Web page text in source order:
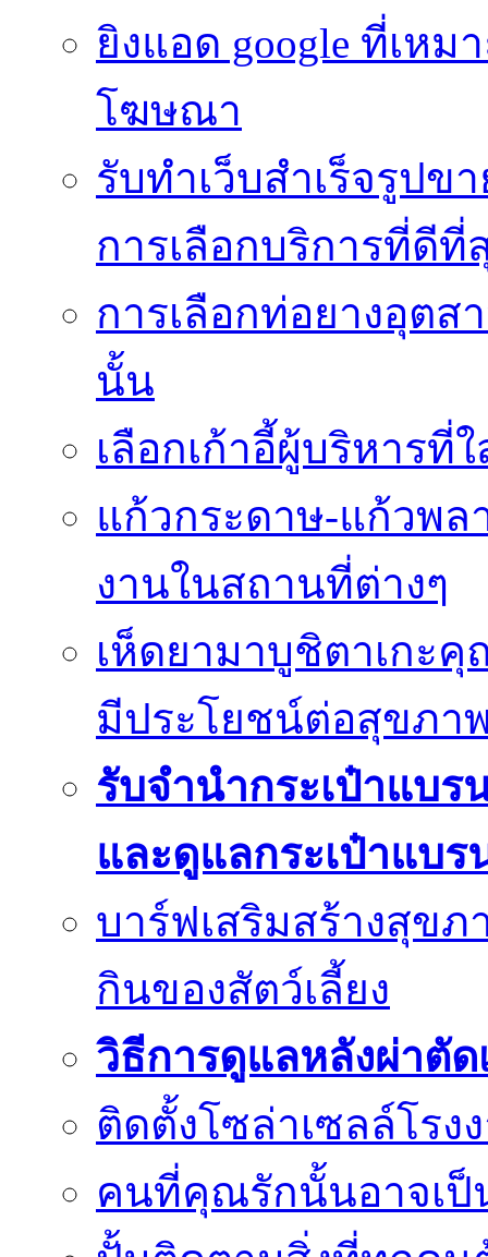
ยิงแอด google ที่เห
โฆษณา
รับทำเว็บสำเร็จรูป
การเลือกบริการที่ดีที่
การเลือกท่อยางอุต
นั้น
เลือกเก้าอี้ผู้บริหารที่
แก้วกระดาษ-แก้วพล
งานในสถานที่ต่างๆ
เห็ดยามาบูชิตาเกะ
มีประโยชน์ต่อสุขภา
รับจำนำกระเป๋าแบ
และดูแลกระเป๋าแบ
บาร์ฟเสริมสร้างสุข
กินของสัตว์เลี้ยง
วิธีการดูแลหลังผ่าตั
ติดตั้งโซล่าเซลล์โร
คนที่คุณรักนั้นอาจเป็